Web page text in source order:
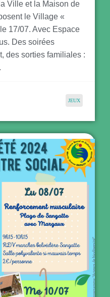
Ville et la Maison de
le Village «
17/07. Avec Espace
Des soirées
des sorties familiales :
JEUX